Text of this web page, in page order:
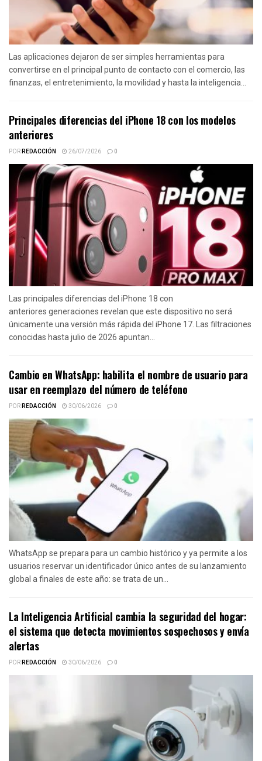
Las aplicaciones dejaron de ser simples herramientas para
convertirse en el principal punto de contacto con el comercio, las
finanzas, el entretenimiento, la movilidad y hasta la inteligencia...
Principales diferencias del iPhone 18 con los modelos
anteriores
PORREDACCIÓN 26/07/2026 0
Las principales diferencias del iPhone 18 con
anteriores generaciones revelan que este dispositivo no será
únicamente una versión más rápida del iPhone 17. Las filtraciones
conocidas hasta julio de 2026 apuntan...
Cambio en WhatsApp: habilita el nombre de usuario para
usar en reemplazo del número de teléfono
PORREDACCIÓN 30/06/2026 0
WhatsApp se prepara para un cambio histórico y ya permite a los
usuarios reservar un identificador único antes de su lanzamiento
global a finales de este año: se trata de un...
La Inteligencia Artificial cambia la seguridad del hogar:
el sistema que detecta movimientos sospechosos y envía
alertas
PORREDACCIÓN 30/06/2026 0